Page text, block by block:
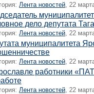
Лента новостей, 22
дело депутата
Лента новостей, 22
муниципалитета
Лента новостей, 22
работники
Лента новостей, 22